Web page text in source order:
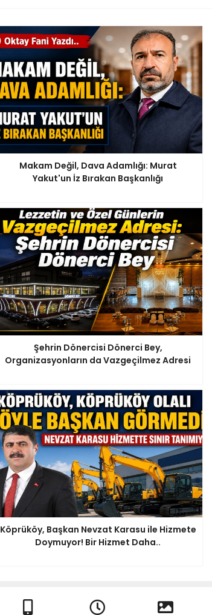
Makam Değil, Dava Adamlığı: Murat
Yakut'un İz Bırakan Başkanlığı
Şehrin Dönercisi Dönerci Bey,
Organizasyonların da Vazgeçilmez Adresi
Köprüköy, Başkan Nevzat Karasu ile Hizmete
Doymuyor! Bir Hizmet Daha..